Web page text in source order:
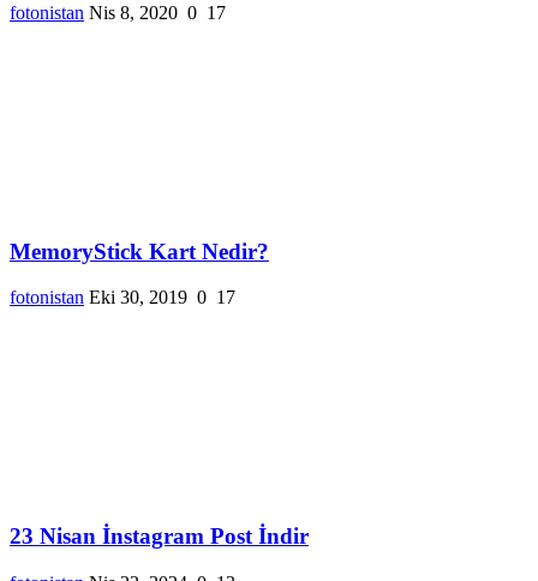
fotonistan Nis 8, 2020 0 17
MemoryStick Kart Nedir?
fotonistan Eki 30, 2019 0 17
23 Nisan İnstagram Post İndir